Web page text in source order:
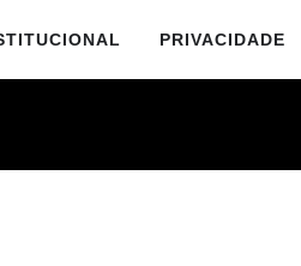
PRIVACIDADE